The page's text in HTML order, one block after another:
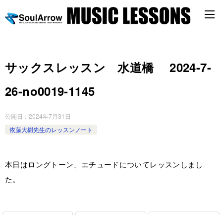
サックスレッスン 水道橋 2024-7-
26-no0019-1145
公開日： 2024年7月31日
依藤大樹先生のレッスンノート
本日はロングトーン、エチュードについてレッスンしまし
た。